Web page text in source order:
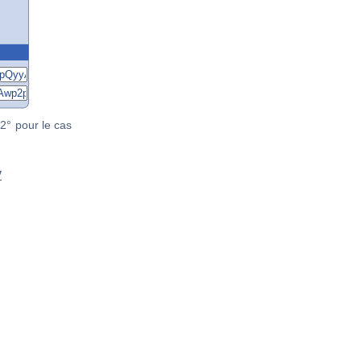
pour le cas